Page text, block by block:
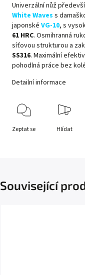
Univerzální nůž
White Waves s
japonské VG-10, s
61 HRC. Osmihranná
síťovou strukturou a
SS316. Maximální
pohodlná práce bez
Detailní informace
Zeptat se Hlídat
Související